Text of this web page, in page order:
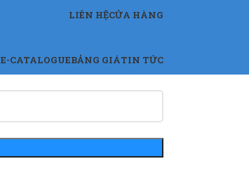
LIÊN HỆCỬA HÀNG
E-CATALOGUEBẢNG GIÁTIN TỨC